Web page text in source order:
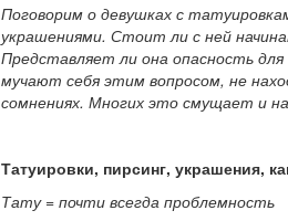
Поговорим о девушках с
украшениями. Стоит ли с ней
Представляет ли она опасность
мучают себя этим вопросом, не
сомнениях. Многих это смущает и
Татуировки, пирсинг, украшения,
Тату = почти всегда проблемность